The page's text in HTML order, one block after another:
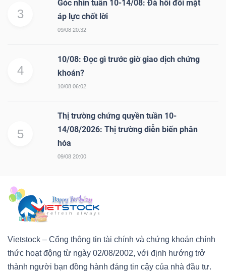
3
Góc nhìn tuần 10-14/08: Đà hồi đối mặt
áp lực chốt lời
09/08 20:32
4
10/08: Đọc gì trước giờ giao dịch chứng
khoán?
10/08 06:02
5
Thị trường chứng quyền tuần 10-
14/08/2026: Thị trường diễn biến phân
hóa
09/08 20:00
Vietstock – Cổng thông tin tài chính và chứng khoán chính
thức hoạt động từ ngày 02/08/2002, với định hướng trở
thành người bạn đồng hành đáng tin cậy của nhà đầu tư.